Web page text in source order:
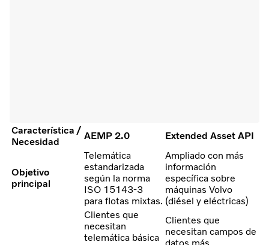
Característica /
Necesidad
AEMP 2.0 Extended Asset API
Objetivo
principal
Telemática
estandarizada
según la norma
ISO 15143-3
para flotas mixtas.
Ampliado con más
información
específica sobre
máquinas Volvo
(diésel y eléctricas)
Clientes que
necesitan
telemática básica
Clientes que
necesitan campos de
datos más